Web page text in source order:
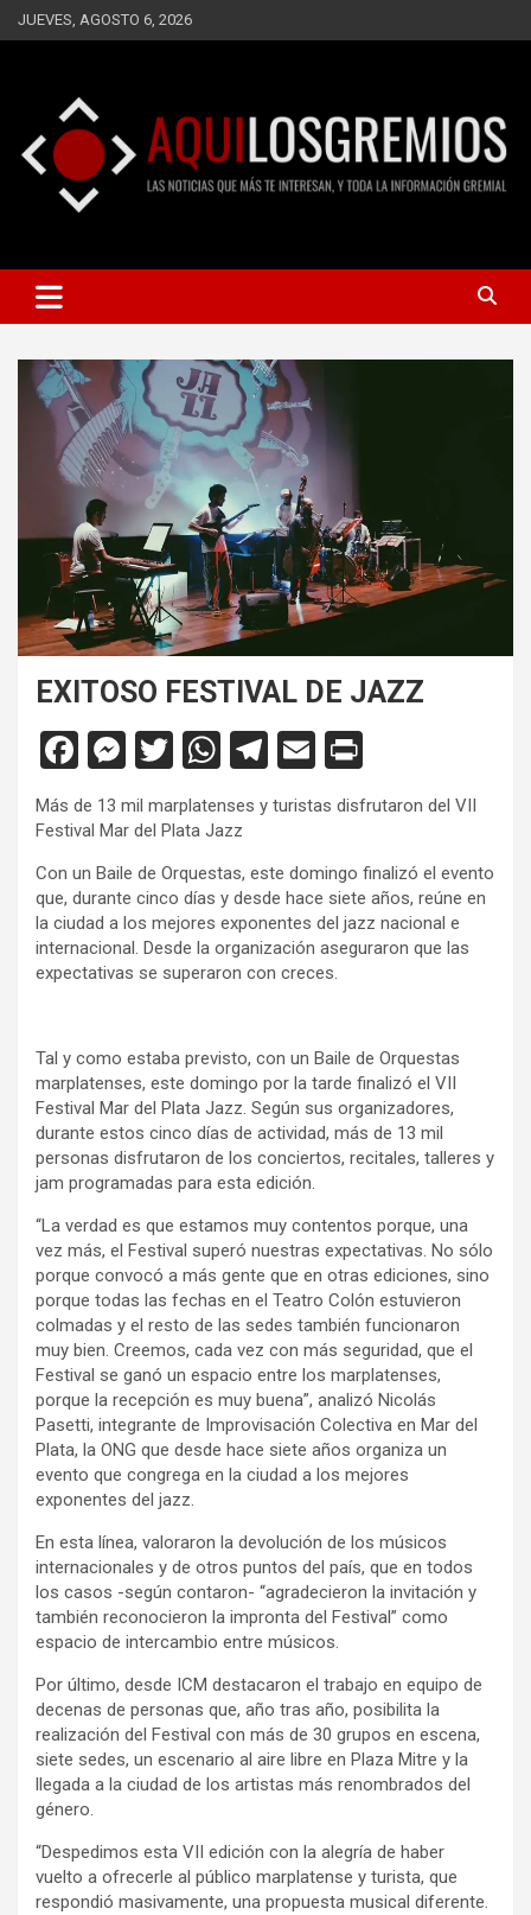
Saltar
al
JUEVES, AGOSTO 6, 2026
AQUÍ LOS GREMIOS
INFORMACIÓN GREMIAL
EXITOSO FESTIVAL DE JAZZ
F
a
ce
b
o
o
k
M
es
se
n
g
er
T
wi
tt
er
W
at
s
A
p
p
T
el
e
gr
a
m
E
m
ail
in
tF
ri
e
n
Más de 13 mil marplatenses y turistas disfrutaron del VII
Festival Mar del Plata Jazz
Con un Baile de Orquestas, este domingo finalizó el evento
que, durante cinco días y desde hace siete años, reúne en
la ciudad a los mejores exponentes del jazz nacional e
internacional. Desde la organización aseguraron que las
expectativas se superaron con creces.
Tal y como estaba previsto, con un Baile de Orquestas
marplatenses, este domingo por la tarde finalizó el VII
Festival Mar del Plata Jazz. Según sus organizadores,
durante estos cinco días de actividad, más de 13 mil
personas disfrutaron de los conciertos, recitales, talleres y
jam programadas para esta edición.
“La verdad es que estamos muy contentos porque, una
vez más, el Festival superó nuestras expectativas. No sólo
porque convocó a más gente que en otras ediciones, sino
porque todas las fechas en el Teatro Colón estuvieron
colmadas y el resto de las sedes también funcionaron
muy bien. Creemos, cada vez con más seguridad, que el
Festival se ganó un espacio entre los marplatenses,
porque la recepción es muy buena”, analizó Nicolás
Pasetti, integrante de Improvisación Colectiva en Mar del
Plata, la ONG que desde hace siete años organiza un
evento que congrega en la ciudad a los mejores
exponentes del jazz.
En esta línea, valoraron la devolución de los músicos
internacionales y de otros puntos del país, que en todos
los casos -según contaron- “agradecieron la invitación y
también reconocieron la impronta del Festival” como
espacio de intercambio entre músicos.
Por último, desde ICM destacaron el trabajo en equipo de
decenas de personas que, año tras año, posibilita la
realización del Festival con más de 30 grupos en escena,
siete sedes, un escenario al aire libre en Plaza Mitre y la
llegada a la ciudad de los artistas más renombrados del
género.
“Despedimos esta VII edición con la alegría de haber
vuelto a ofrecerle al público marplatense y turista, que
respondió masivamente, una propuesta musical diferente.